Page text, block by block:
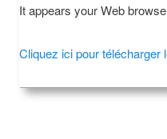
It appears your Web
Cliquez ici pour télécharger